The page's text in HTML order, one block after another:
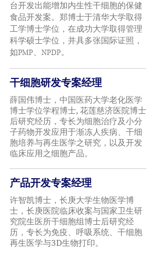
台开发出能增加内生性干细胞的保健
食品开发案。郑博士于清华大学取得
工学博士学位，在成功大学取得管理
科学硕士学位，并具多张国际证照，
如PMP、NPDP。
干细胞研发专案经理
薛国伟博士，中国医药大学老化医学
博士学位学程博士, 花莲慈济医院博士
后研究经历，专长为细胞治疗及小分
子药物开发应用于渐冻人疾病、干细
胞培养与再生医学之研究，以及开发
临床应用之细胞产品。
产品开发专案经理
许智凯博士，长庚大学生物医学博
士，长庚医院临床收案与国家卫生研
究院生医所干细胞组博士后研究经
历，专长为免疫、呼吸系统、干细胞
再生医学与3D生物打印。